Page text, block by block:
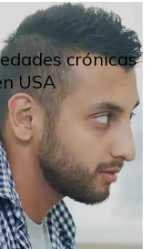
crónicas
USA